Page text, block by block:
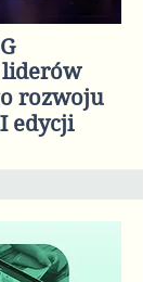
liderów
rozwoju
edycji